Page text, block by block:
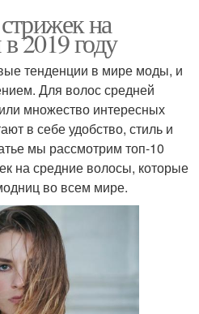
на
2019 году
тенденции в мире моды, и
Для волос средней
множество интересных
в себе удобство, стиль и
мы рассмотрим топ-10
на средние волосы, которые
во всем мире.